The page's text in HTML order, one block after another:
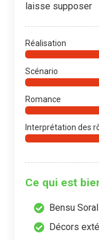
laisse supposer
Réalisation
Scénario
Romance
Interprétation des
Ce qui est
Bensu Soral
Décors